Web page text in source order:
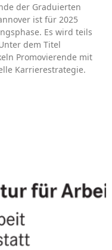
der Graduierten
ist für 2025
Es wird teils
dem Titel
Promovierende mit
Karrierestrategie.